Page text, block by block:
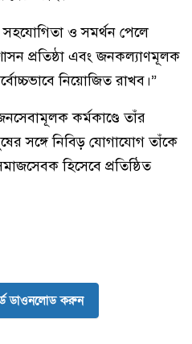
ও সমর্থন পেলে
প্রতিষ্ঠা এবং জনকল্যাণমূলক
নিয়োজিত রাখব।”
কর্মকাণ্ডে তাঁর
সঙ্গে নিবিড় যোগাযোগ তাঁকে
হিসেবে প্রতিষ্ঠিত
ডাওনলোড করুন